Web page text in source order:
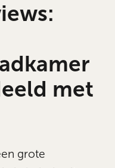
met
grote